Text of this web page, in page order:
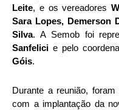
Leite, e os vereadores
Sara Lopes, Demerson
Silva. A Semob foi
Sanfelici e pelo
Góis.
Durante a reunião,
com a implantação da